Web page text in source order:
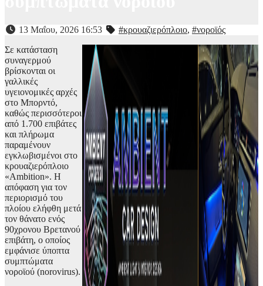
13 Μαΐου, 2026 16:53 #κρουαζιερόπλοιο, #νοροϊός
Σε κατάσταση
συναγερμού
βρίσκονται οι
γαλλικές
υγειονομικές αρχές
στο Μπορντό,
καθώς περισσότεροι
από 1.700 επιβάτες
και πλήρωμα
παραμένουν
εγκλωβισμένοι στο
κρουαζιερόπλοιο
«Ambition». Η
απόφαση για τον
περιορισμό του
πλοίου ελήφθη μετά
τον θάνατο ενός
90χρονου Βρετανού
επιβάτη, ο οποίος
εμφάνισε ύποπτα
συμπτώματα
νοροϊού (norovirus).